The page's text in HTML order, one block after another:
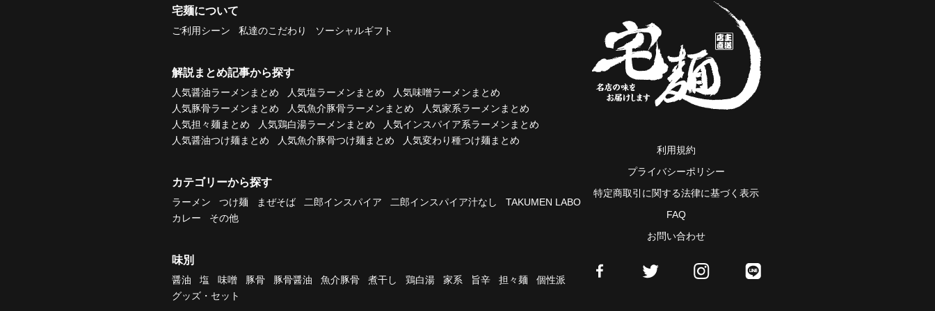
宅麺について
ご利用シーン 私達のこだわり ソーシャルギフト
解説まとめ記事から探す
人気醤油ラーメンまとめ 人気塩ラーメンまとめ
人気味噌ラーメンまとめ
人気豚骨ラーメンまとめ
人気魚介豚骨ラーメンまとめ
人気家系ラーメンまとめ
人気担々麺まとめ
人気鶏白湯ラーメンまとめ
人気インスパイア系ラーメンまとめ
人気醤油つけ麺まとめ
人気魚介豚骨つけ麺まとめ 人気変わり種つけ麺まとめ
カテゴリーから探す
ラーメン つけ麺 まぜそば 二郎インスパイア 二郎インスパイア汁なし
TAKUMEN LABO
カレー
その他
味別
醤油 塩 味噌 豚骨 豚骨醤油 魚介豚骨 煮干し 鶏白湯 家系 旨辛 担々麺
個性派
グッズ・セット
利用規約
プライバシーポリシー
特定商取引に関する法律に基づく表示
FAQ
お問い合わせ